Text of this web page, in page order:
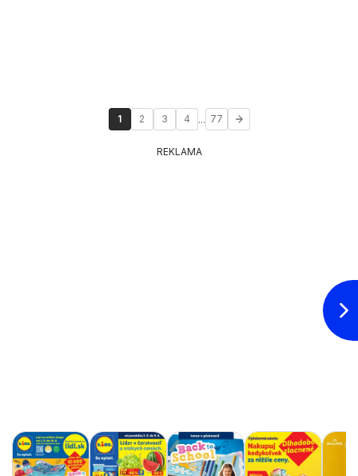
1 2 3 4 ... 77
REKLAMA